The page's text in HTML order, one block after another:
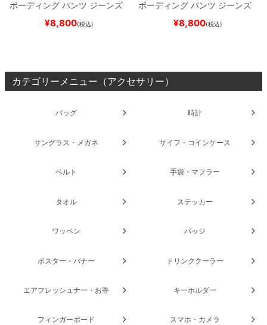
ボーディング パンツ ジーンズ
SLIM FIT 30 LENGTH
スケートボード スケボ
¥8,800(税込)
ボーディング パンツ ジーンズ
SLIM FIT 30 LENGTH
スケートボード スケボー
¥8,800(税込)
カテゴリーメニュー（アクセサリー）
バッグ 時計
サングラス・メガネ サイフ・コインケース
ベルト 手袋・マフラー
タオル ステッカー
ワッペン バッジ
ポスター・バナー ドリンククーラー
エアフレッシュナー・お香 キーホルダー
フィンガーボード スマホ・カメラ